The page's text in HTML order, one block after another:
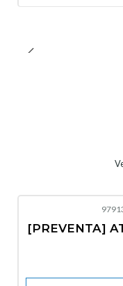
[PREVENTA]